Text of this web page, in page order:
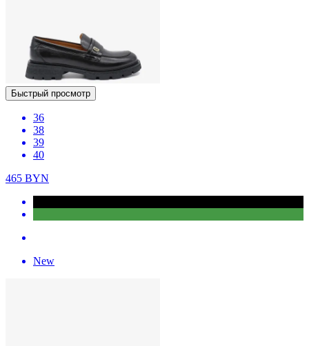
Быстрый просмотр
36
38
39
40
465 BYN
New